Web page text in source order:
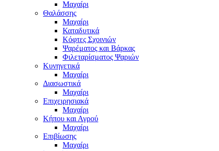
Μαχαίρι
Θαλάσσης
Μαχαίρι
Καταδυτικά
Κόφτες Σχοινιών
Ψαρέματος και Βάρκας
Φιλεταρίσματος Ψαριών
Κυνηγετικά
Μαχαίρι
Διασωστικά
Μαχαίρι
Επιχειρησιακά
Μαχαίρι
Κήπου και Αγρού
Μαχαίρι
Επιβίωσης
Μαχαίρι